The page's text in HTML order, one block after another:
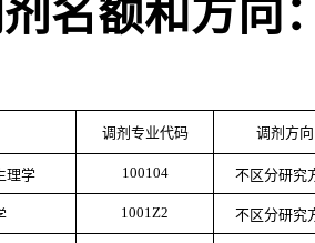
名额和方向
调剂专业代码 调剂方向
理学 100104 不区分研究
1001Z2 不区分研究